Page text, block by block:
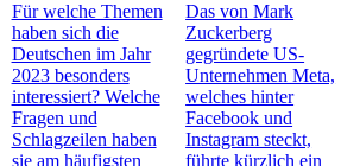
Für welche Themen
haben sich die
Deutschen im Jahr
2023 besonders
interessiert? Welche
Fragen und
Schlagzeilen haben
sie am häufigsten
Das von Mark
Zuckerberg
gegründete US-
Unternehmen Meta,
welches hinter
Facebook und
Instagram steckt,
führte kürzlich ein